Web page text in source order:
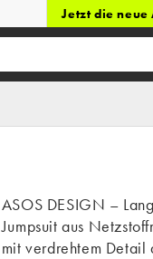
Jetzt die
ASOS DESIGN –
Jumpsuit aus
mit verdrehtem Detail